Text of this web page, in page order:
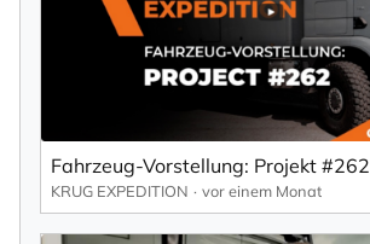
Fahrzeug-Vorstellung: Projekt #262
KRUG EXPEDITION vor einem Monat